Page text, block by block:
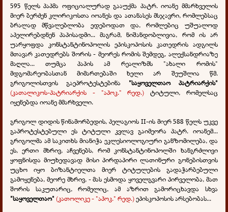
595 წელს პაპმა ოფიციალურად გააუქმა პატრ. იოანე მმარხველის
მიერ ბერძენ კლირიკოსთა იოანეს და ათანასეს მსჯავრი, რომლებსაც
ბრალად მწვალებლობა ედებოდათ და, რომლებიც უშუალოდ
აპელირებდნენ პაპისადმი... მაგრამ, ნიშანდობლივია, რომ ის არ
უარყოფდა კონსტანტინოპოლის ეპისკოპოსის კათედრის ადგილს
მთავარ კათედრებს შორის - მეორეს რომის შემდეგ, ალექსანდრიაზე
მაღლა... თუმცა პაპის ამ რეალიზმს "ახალი რომის"
მდგომარეობასთან მიმართებაში ხელი არ შეუშლია წმ.
გრიგოლისთვის გაეპროტესტებინა "საყოველთაო პატრიარქის"
(კათალიკოს-პატრიარქის - "აპოკ." რედ.) ტიტული, რომელსაც
იყენებდა იოანე მმარხველი.
გრიგოლ დიდის წინამორბედის, პელაგიოს II-ის მიერ 588 წელს უკვე
გაპროტესტებული ეს ტიტული კვლავ გაიმეორა პატრ. იოანემ...
გრიგოლმა ამ საკითხს მიანიჭა ეკლესიოლოგიური განზომილება, და
ეს, ერთი მხრივ, აჩვენებს, რომ კონსტანტინოპოლში ხანგრძლივი
ყოფნისდა მიუხედავად მისი პირდაპირი ლათინური გონებისთვის
უცხო იყო ბიზანტიელთა მიერ ტიტულების გადაჭარბებული
გამოყენება, მეორე მხრივ, - მას ესმოდა ყოველგვარი პირველობა, მათ
შორის საკუთარიც, რომელიც, ამ აზრით გამორიცხავდა სხვა
"საყოველთაო" (კათოლიკე - "აპოკ." რედ.)ეპისკოპოსის არსებობას...